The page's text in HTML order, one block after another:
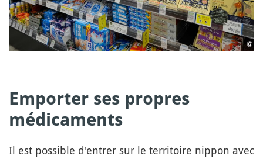
Emporter ses propres
médicaments
Il est possible d'entrer sur le territoire nippon avec